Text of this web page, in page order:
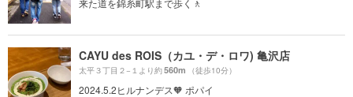
CAYU des ROIS（カユ・デ・ロワ) 亀沢店
太平３丁目２−１より約560m （徒歩10分）
2024.5.2ヒルナンデス🧡 ポパイ